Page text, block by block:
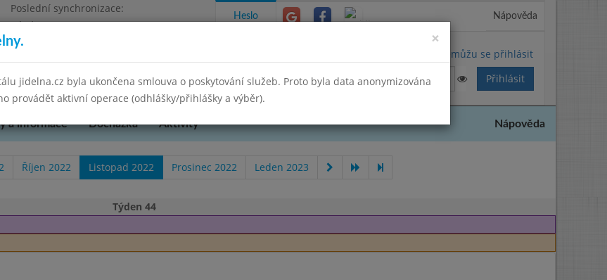
Poslední synchronizace:
Pátek 29.8.2025 10:55
organizace
Heslo Nápověda
Nemůžu se přihlásit
a informace Docházka Aktivity Nápověda
Říjen 2022 Listopad 2022 Prosinec 2022 Leden 2023
Týden 44
×
jidelna.cz byla ukončena smlouva o poskytování služeb. Proto byla data anonymizována
provádět aktivní operace (odhlášky/přihlášky a výběr).